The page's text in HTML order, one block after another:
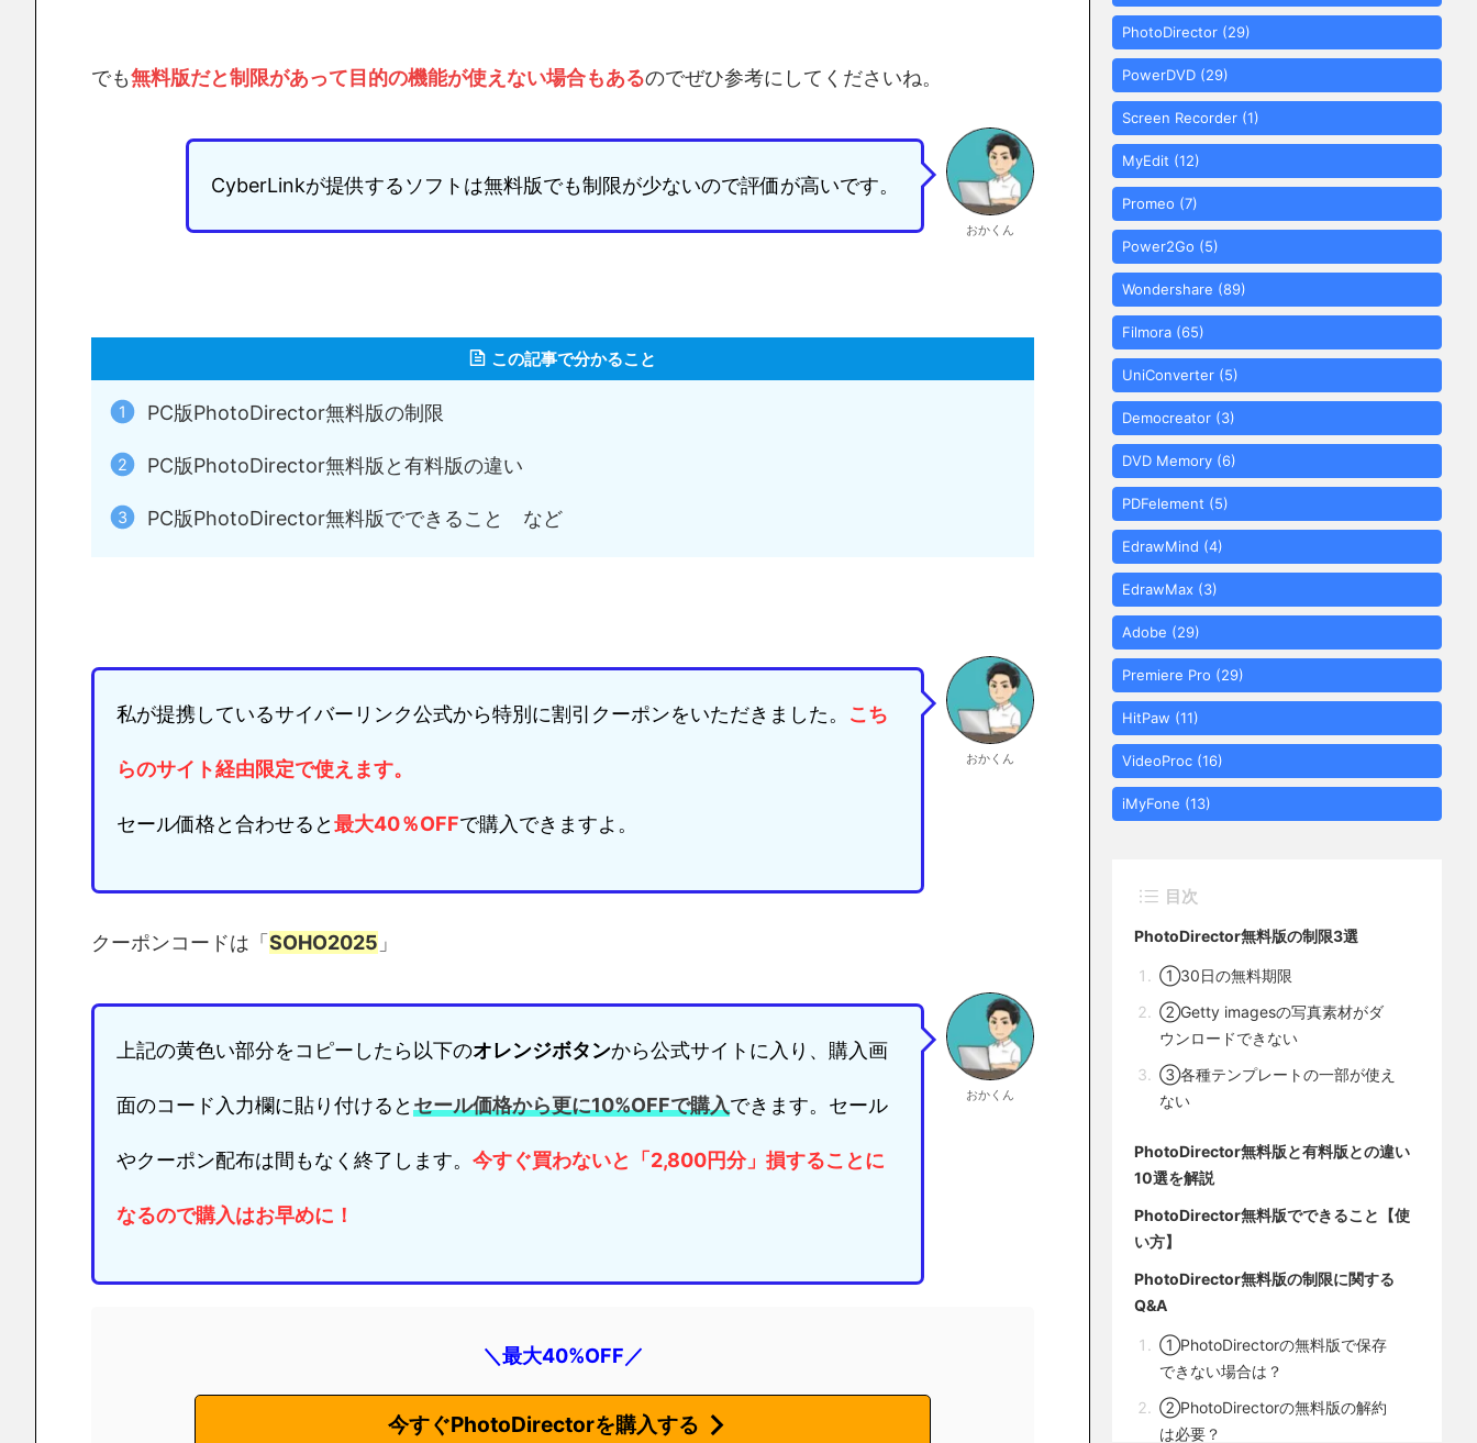
でも無料版だと制限があって目的の機能が使えない場合もあるのでぜひ参考にしてくださいね。
CyberLinkが提供するソフトは無料版でも制限が少ないので評価が高いです。
おかくん
この記事で分かること
PC版PhotoDirector無料版の制限
PC版PhotoDirector無料版と有料版の違い
PC版PhotoDirector無料版でできること など
私が提携しているサイバーリンク公式から特別に割引クーポンをいただきました。 こち
らのサイト経由限定で使えます。
セール価格と合わせると最大40％OFFで購入できますよ。
おかくん
クーポンコードは「SOHO2025 」
上記の黄色い部分をコピーしたら以下のオレンジボタンから公式サイトに入り、購入画
面のコード入力欄に貼り付けるとセール価格から更に10%OFFで購入できます。セール
やクーポン配布は間もなく終了します。 今すぐ買わないと「2,800円分」損することに
なるので購入はお早めに！
おかくん
＼最大40%OFF／
今すぐPhotoDirectorを購入する
PhotoDirector (29)
PowerDVD (29)
Screen Recorder (1)
MyEdit (12)
Promeo (7)
Power2Go (5)
Wondershare (89)
Filmora (65)
UniConverter (5)
Democreator (3)
DVD Memory (6)
PDFelement (5)
EdrawMind (4)
EdrawMax (3)
Adobe (29)
Premiere Pro (29)
HitPaw (11)
VideoProc (16)
iMyFone (13)
目次
PhotoDirector無料版の制限3選
①30日の無料期限
②Getty imagesの写真素材がダ
ウンロードできない
③各種テンプレートの一部が使え
ない
PhotoDirector無料版と有料版との違い
10選を解説
PhotoDirector無料版でできること【使
い方】
PhotoDirector無料版の制限に関する
Q&A
①PhotoDirectorの無料版で保存
できない場合は？
②PhotoDirectorの無料版の解約
は必要？